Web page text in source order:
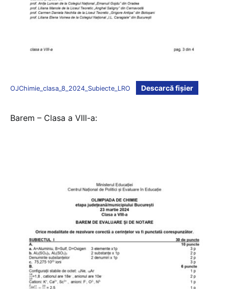
OJChimie_clasa_8_2024_Subiecte_LRO Descarcă fișier
Barem – Clasa a VIII-a: